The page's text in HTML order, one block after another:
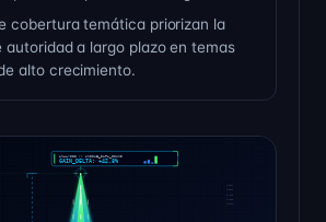
cobertura temática priorizan la
autoridad a largo plazo en temas
alto crecimiento.